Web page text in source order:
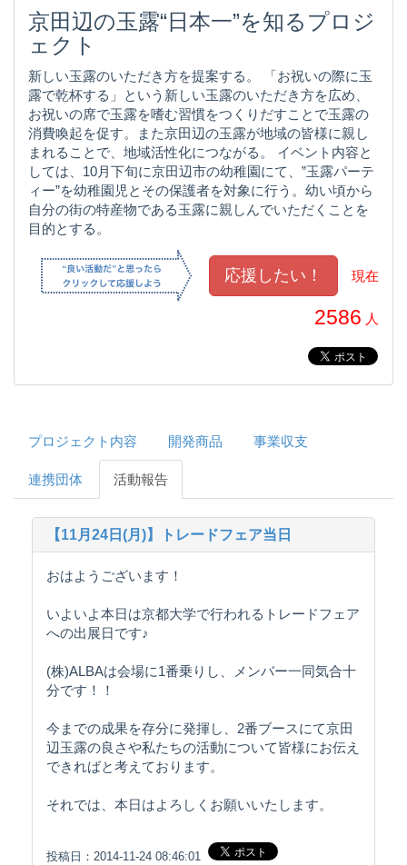
京田辺の玉露“日本一”を知るプロジ
ェクト
新しい玉露のいただき方を提案する。 「お祝いの際に玉
露で乾杯する」という新しい玉露のいただき方を広め、
お祝いの席で玉露を嗜む習慣をつくりだすことで玉露の
消費喚起を促す。また京田辺の玉露が地域の皆様に親し
まれることで、地域活性化につながる。 イベント内容と
しては、10月下旬に京田辺市の幼稚園にて、”玉露パーテ
ィー”を幼稚園児とその保護者を対象に行う。幼い頃から
自分の街の特産物である玉露に親しんでいただくことを
目的とする。
現在
2586 人
プロジェクト内容 開発商品 事業収支
連携団体 活動報告
【11月24日(月)】トレードフェア当日
おはようございます！
いよいよ本日は京都大学で行われるトレードフェア
への出展日です♪
(株)ALBAは会場に1番乗りし、メンバー一同気合十
分です！！
今までの成果を存分に発揮し、2番ブースにて京田
辺玉露の良さや私たちの活動について皆様にお伝え
できればと考えております。
それでは、本日はよろしくお願いいたします。
投稿日：2014-11-24 08:46:01